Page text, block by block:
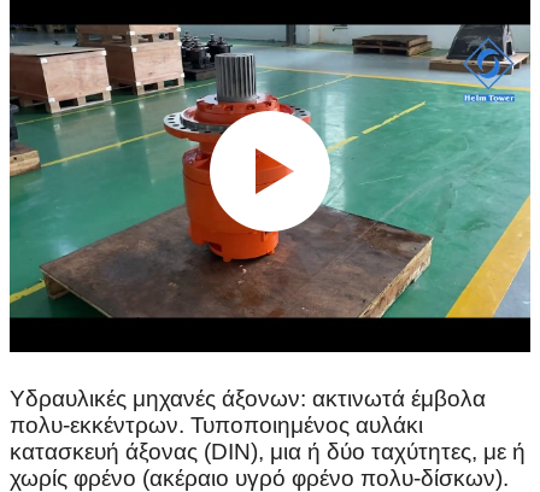
Υδραυλικές μηχανές άξονων: ακτινωτά έμβολα
πολυ-εκκέντρων. Τυποποιημένος αυλάκι
κατασκευή άξονας (DIN), μια ή δύο ταχύτητες, με ή
χωρίς φρένο (ακέραιο υγρό φρένο πολυ-δίσκων).